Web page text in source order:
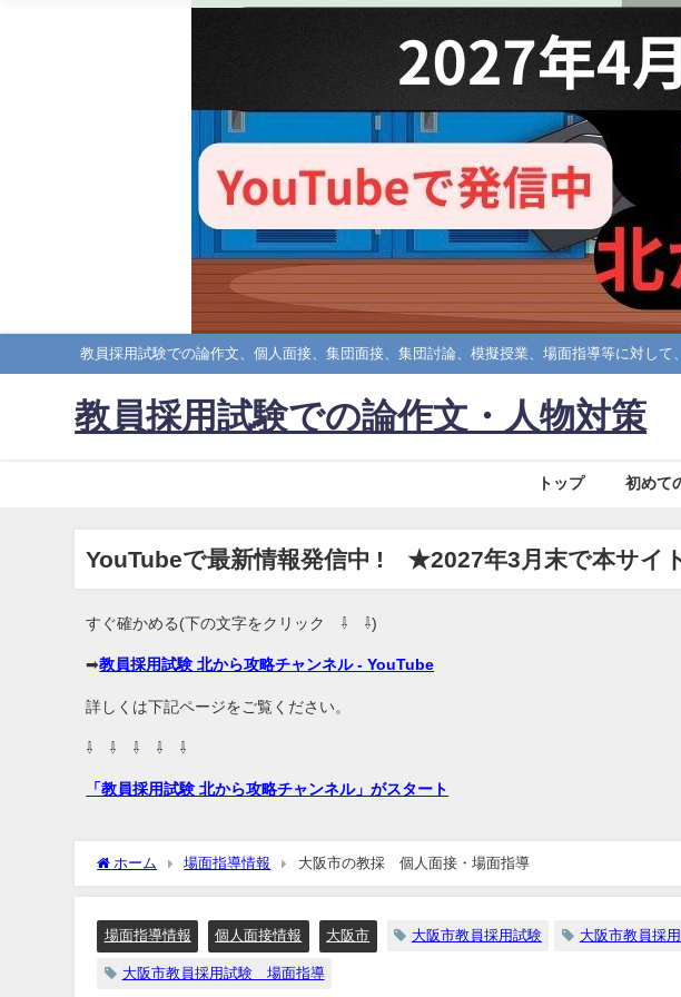
教員採用試験での論作文、個人面接、集団面接、集団討論、模擬授業、場面指導等に対して
教員採用試験での論作文・人物対策
トップ 初めて
YouTubeで最新情報発信中 ! ★2027年3月末で本サイ
すぐ確かめる(下の文字をクリック ⇩ ⇩)
➡教員採用試験 北から攻略チャンネル - YouTube
詳しくは下記ページをご覧ください。
⇩ ⇩ ⇩ ⇩ ⇩
「教員採用試験 北から攻略チャンネル」がスタート
ホーム 場面指導情報 大阪市の教採 個人面接・場面指導
場面指導情報 個人面接情報 大阪市 大阪市教員採用試験 大阪市教員採
大阪市教員採用試験 場面指導